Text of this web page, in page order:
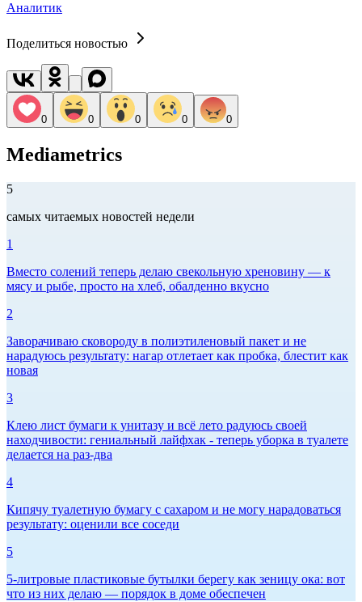
Аналитик
Поделиться новостью
0 0 0 0 0
Mediametrics
5
самых читаемых новостей недели
1
Вместо солений теперь делаю свекольную хреновину — к
мясу и рыбе, просто на хлеб, обалденно вкусно
2
Заворачиваю сковороду в полиэтиленовый пакет и не
нарадуюсь результату: нагар отлетает как пробка, блестит как
новая
3
Клею лист бумаги к унитазу и всё лето радуюсь своей
находчивости: гениальный лайфхак - теперь уборка в туалете
делается на раз-два
4
Кипячу туалетную бумагу с сахаром и не могу нарадоваться
результату: оценили все соседи
5
5-литровые пластиковые бутылки берегу как зеницу ока: вот
что из них делаю — порядок в доме обеспечен